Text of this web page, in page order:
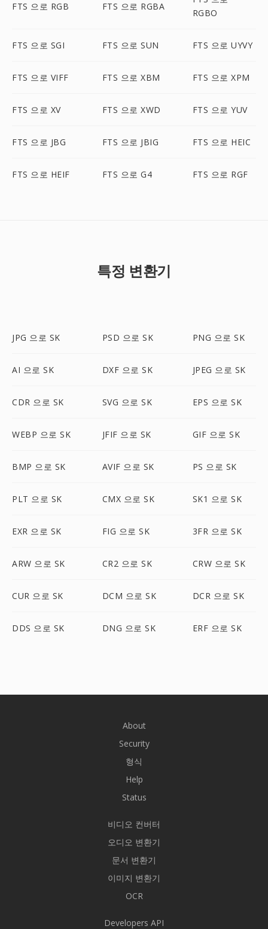
FTS 으로 RGB FTS 으로 RGBA
RGBO
FTS 으로 SGI FTS 으로 SUN FTS 으로 UYVY
FTS 으로 VIFF FTS 으로 XBM FTS 으로 XPM
FTS 으로 XV FTS 으로 XWD FTS 으로 YUV
FTS 으로 JBG FTS 으로 JBIG FTS 으로 HEIC
FTS 으로 HEIF FTS 으로 G4 FTS 으로 RGF
특정 변환기
JPG 으로 SK PSD 으로 SK PNG 으로 SK
AI 으로 SK DXF 으로 SK JPEG 으로 SK
CDR 으로 SK SVG 으로 SK EPS 으로 SK
WEBP 으로 SK JFIF 으로 SK GIF 으로 SK
BMP 으로 SK AVIF 으로 SK PS 으로 SK
PLT 으로 SK CMX 으로 SK SK1 으로 SK
EXR 으로 SK FIG 으로 SK 3FR 으로 SK
ARW 으로 SK CR2 으로 SK CRW 으로 SK
CUR 으로 SK DCM 으로 SK DCR 으로 SK
DDS 으로 SK DNG 으로 SK ERF 으로 SK
About
Security
형식
Help
Status
비디오 컨버터
오디오 변환기
문서 변환기
이미지 변환기
OCR
Developers API